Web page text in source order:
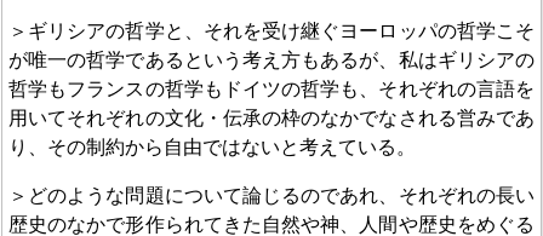
＞ギリシアの哲学と、それを受け継ぐヨーロッパの哲学こそ
が唯一の哲学であるという考え方もあるが、私はギリシアの
哲学もフランスの哲学もドイツの哲学も、それぞれの言語を
用いてそれぞれの文化・伝承の枠のなかでなされる営みであ
り、その制約から自由ではないと考えている。
＞どのような問題について論じるのであれ、それぞれの長い
歴史のなかで形作られてきた自然や神、人間や歴史をめぐる